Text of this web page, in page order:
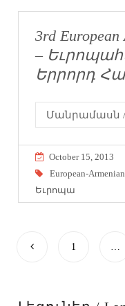
3rd European
–
Երրորդ
Մանրամասն /
October 15, 2013
European-
Եւրոպա
1